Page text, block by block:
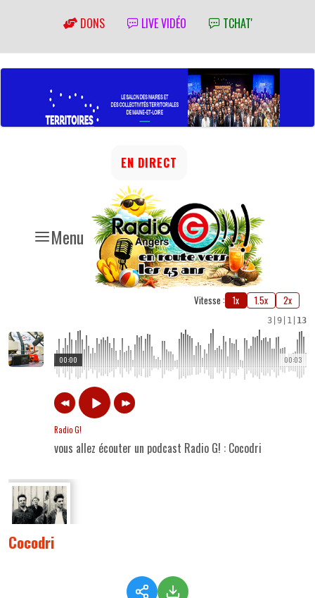
DONS LIVE VIDÉO TCHAT'
Menu
EN DIRECT
Vitesse : 1x 1.5x 2x
3 9 1 13
00:03
00:00
Radio G!
vous allez écouter un podcast Radio G! : Cocodri
Cocodri